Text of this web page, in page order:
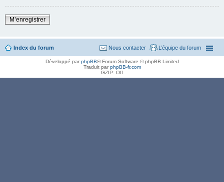
M’enregistrer
Index du forum L’équipe du forum
Nous contacter
Développé parphpBB® Forum Software © phpBB Limited
Traduit parphpBB-fr.com
GZIP: Off